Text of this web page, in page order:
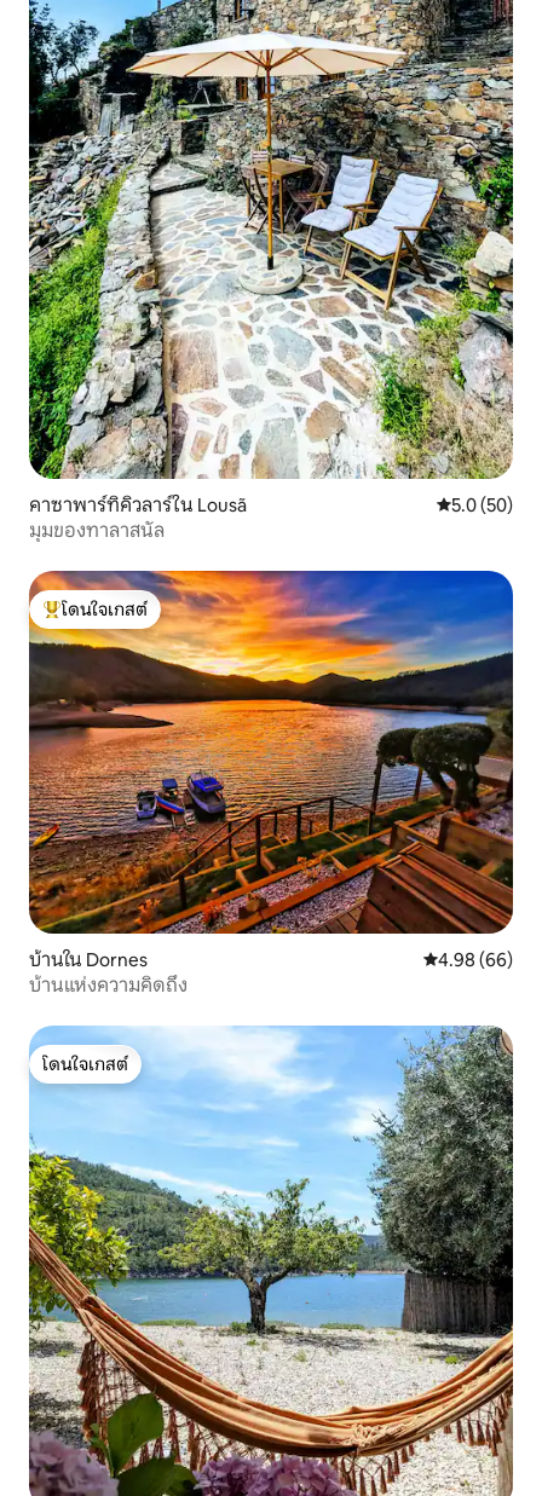
คาซาพาร์ทิคิวลาร์ใน Lousã คะแนนเฉลี่ย
5.0 (50)
มุมของทาลาสนัล
โดนใจเกสต์ที่สุด
โดนใจเกสต์
บ้านใน Dornes คะแนนเฉลี่ย
4.98 (66)
บ้านแห่งความคิดถึง
โดนใจเกสต์
โดนใจเกสต์